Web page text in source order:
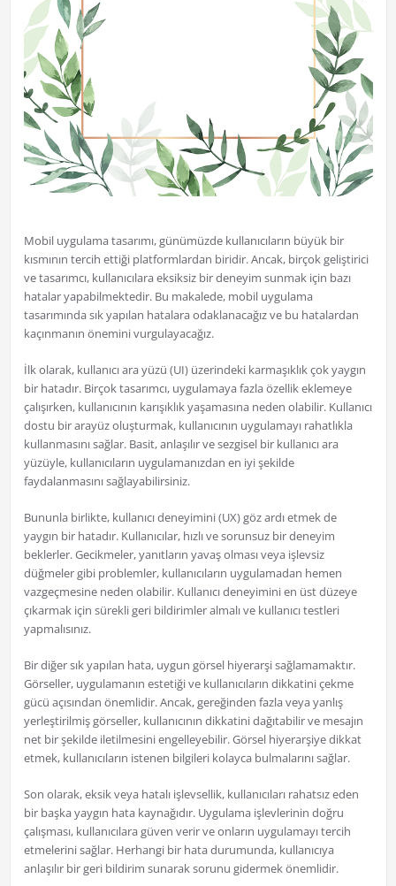
Mobil uygulama tasarımı, günümüzde kullanıcıların büyük bir
kısmının tercih ettiği platformlardan biridir. Ancak, birçok geliştirici
ve tasarımcı, kullanıcılara eksiksiz bir deneyim sunmak için bazı
hatalar yapabilmektedir. Bu makalede, mobil uygulama
tasarımında sık yapılan hatalara odaklanacağız ve bu hatalardan
kaçınmanın önemini vurgulayacağız.
İlk olarak, kullanıcı ara yüzü (UI) üzerindeki karmaşıklık çok yaygın
bir hatadır. Birçok tasarımcı, uygulamaya fazla özellik eklemeye
çalışırken, kullanıcının karışıklık yaşamasına neden olabilir. Kullanıcı
dostu bir arayüz oluşturmak, kullanıcının uygulamayı rahatlıkla
kullanmasını sağlar. Basit, anlaşılır ve sezgisel bir kullanıcı ara
yüzüyle, kullanıcıların uygulamanızdan en iyi şekilde
faydalanmasını sağlayabilirsiniz.
Bununla birlikte, kullanıcı deneyimini (UX) göz ardı etmek de
yaygın bir hatadır. Kullanıcılar, hızlı ve sorunsuz bir deneyim
beklerler. Gecikmeler, yanıtların yavaş olması veya işlevsiz
düğmeler gibi problemler, kullanıcıların uygulamadan hemen
vazgeçmesine neden olabilir. Kullanıcı deneyimini en üst düzeye
çıkarmak için sürekli geri bildirimler almalı ve kullanıcı testleri
yapmalısınız.
Bir diğer sık yapılan hata, uygun görsel hiyerarşi sağlamamaktır.
Görseller, uygulamanın estetiği ve kullanıcıların dikkatini çekme
gücü açısından önemlidir. Ancak, gereğinden fazla veya yanlış
yerleştirilmiş görseller, kullanıcının dikkatini dağıtabilir ve mesajın
net bir şekilde iletilmesini engelleyebilir. Görsel hiyerarşiye dikkat
etmek, kullanıcıların istenen bilgileri kolayca bulmalarını sağlar.
Son olarak, eksik veya hatalı işlevsellik, kullanıcıları rahatsız eden
bir başka yaygın hata kaynağıdır. Uygulama işlevlerinin doğru
çalışması, kullanıcılara güven verir ve onların uygulamayı tercih
etmelerini sağlar. Herhangi bir hata durumunda, kullanıcıya
anlaşılır bir geri bildirim sunarak sorunu gidermek önemlidir.